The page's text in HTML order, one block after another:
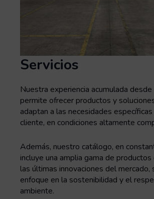
Servicios
Nuestra experiencia acumulada
permite ofrecer productos y
adaptan a las necesidades
cliente, en condiciones altamente
Además, nuestro catálogo, en
incluye una amplia gama de productos
las últimas innovaciones del mercado,
enfoque en la sostenibilidad y el
ambiente.